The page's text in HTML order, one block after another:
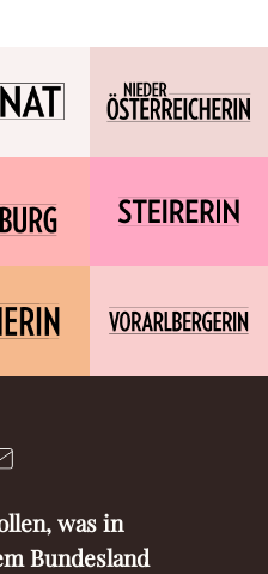
was in
Bundesland